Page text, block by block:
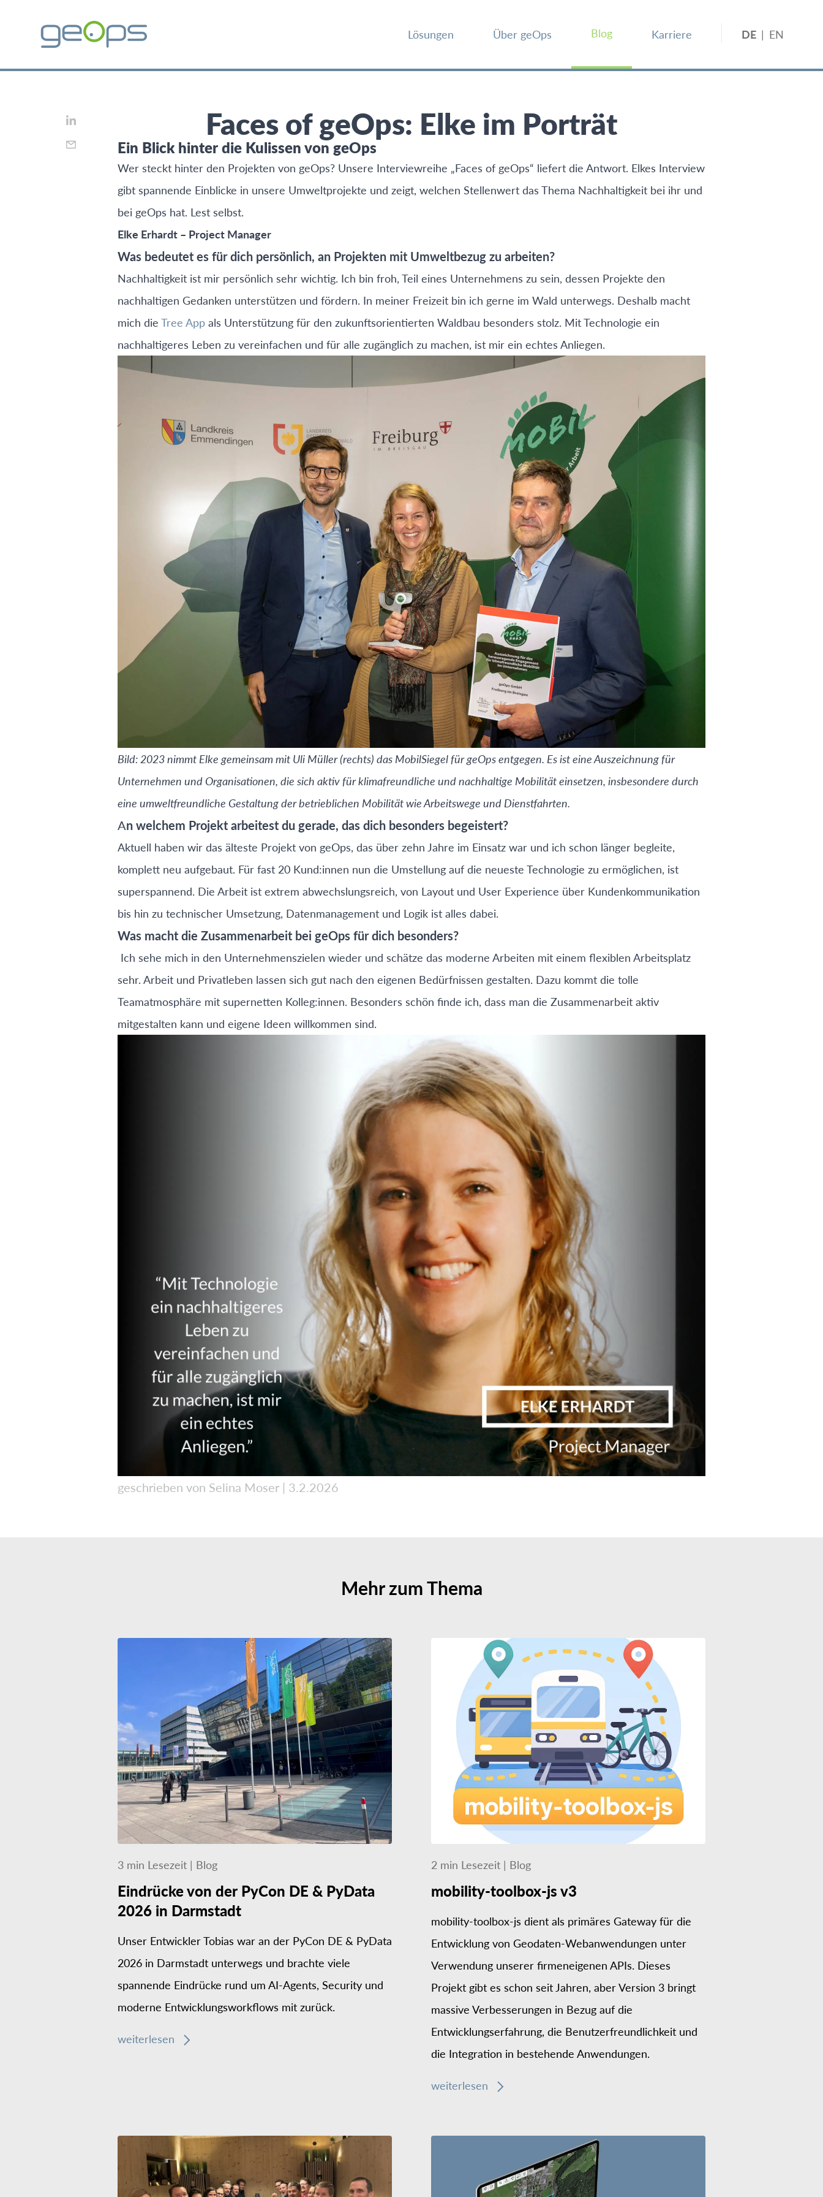
Lösungen Über geOps Blog Karriere DE | EN
Faces of geOps: Elke im Porträt
Ein Blick hinter die Kulissen von geOps
Wer steckt hinter den Projekten von geOps? Unsere Interviewreihe „Faces of geOps“ liefert die Antwort. Elkes Interview
gibt spannende Einblicke in unsere Umweltprojekte und zeigt, welchen Stellenwert das Thema Nachhaltigkeit bei ihr und
bei geOps hat. Lest selbst.
E lke Erhardt – Project Manager
Was bedeutet es für dich persönlich, an Projekten mit Umweltbezug zu arbeiten?
Nachhaltigkeit ist mir persönlich sehr wichtig. Ich bin froh, Teil eines Unternehmens zu sein, dessen Projekte den
nachhaltigen Gedanken unterstützen und fördern. In meiner Freizeit bin ich gerne im Wald unterwegs. Deshalb macht
mich die Tree App als Unterstützung für den zukunftsorientierten Waldbau besonders stolz. Mit Technologie ein
nachhaltigeres Leben zu vereinfachen und für alle zugänglich zu machen, ist mir ein echtes Anliegen.
B ild: 2023 nimmt Elke gemeinsam mit Uli Müller (rechts) das MobilSiegel für geOps entgegen. Es ist eine Auszeichnung für
Unternehmen und Organisationen, die sich aktiv für klimafreundliche und nachhaltige Mobilität einsetzen, insbesondere durch
eine umweltfreundliche Gestaltung der betrieblichen Mobilität wie Arbeitswege und Dienstfahrten.
An welchem Projekt arbeitest du gerade, das dich besonders begeistert?
Aktuell haben wir das älteste Projekt von geOps, das über zehn Jahre im Einsatz war und ich schon länger begleite,
komplett neu aufgebaut. Für fast 20 Kund:innen nun die Umstellung auf die neueste Technologie zu ermöglichen, ist
superspannend. Die Arbeit ist extrem abwechslungsreich, von Layout und User Experience über Kundenkommunikation
bis hin zu technischer Umsetzung, Datenmanagement und Logik ist alles dabei.
Was macht die Zusammenarbeit bei geOps für dich besonders?
Ich sehe mich in den Unternehmenszielen wieder und schätze das moderne Arbeiten mit einem flexiblen Arbeitsplatz
sehr. Arbeit und Privatleben lassen sich gut nach den eigenen Bedürfnissen gestalten. Dazu kommt die tolle
Teamatmosphäre mit supernetten Kolleg:innen. Besonders schön finde ich, dass man die Zusammenarbeit aktiv
mitgestalten kann und eigene Ideen willkommen sind.
geschrieben von Selina Moser | 3.2.2026
Mehr zum Thema
3 min Lesezeit | Blog
Eindrücke von der PyCon DE & PyData
2026 in Darmstadt
Unser Entwickler Tobias war an der PyCon DE & PyData
2026 in Darmstadt unterwegs und brachte viele
spannende Eindrücke rund um AI-Agents, Security und
moderne Entwicklungsworkflows mit zurück.
weiterlesen
2 min Lesezeit | Blog
mobility-toolbox-js v3
mobility-toolbox-js dient als primäres Gateway für die
Entwicklung von Geodaten-Webanwendungen unter
Verwendung unserer firmeneigenen APIs. Dieses
Projekt gibt es schon seit Jahren, aber Version 3 bringt
massive Verbesserungen in Bezug auf die
Entwicklungserfahrung, die Benutzerfreundlichkeit und
die Integration in bestehende Anwendungen.
weiterlesen